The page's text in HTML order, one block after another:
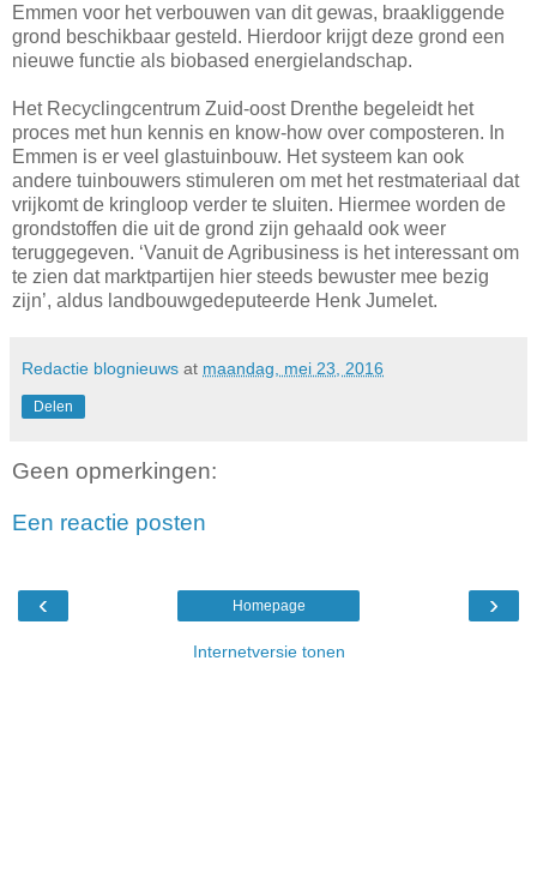
Emmen voor het verbouwen van dit gewas, braakliggende
grond beschikbaar gesteld. Hierdoor krijgt deze grond een
nieuwe functie als biobased energielandschap.
Het Recyclingcentrum Zuid-oost Drenthe begeleidt het
proces met hun kennis en know-how over composteren. In
Emmen is er veel glastuinbouw. Het systeem kan ook
andere tuinbouwers stimuleren om met het restmateriaal dat
vrijkomt de kringloop verder te sluiten. Hiermee worden de
grondstoffen die uit de grond zijn gehaald ook weer
teruggegeven. ‘Vanuit de Agribusiness is het interessant om
te zien dat marktpartijen hier steeds bewuster mee bezig
zijn’, aldus landbouwgedeputeerde Henk Jumelet.
Redactie blognieuws at maandag, mei 23, 2016
Delen
Geen opmerkingen:
Een reactie posten
‹ ›
Homepage
Internetversie tonen